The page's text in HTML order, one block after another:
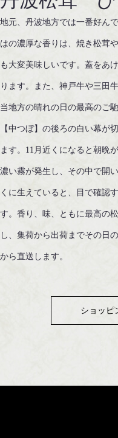
地元、丹波地方では一番好ん
はの濃厚な香りは、焼き松茸
も大変美味しいです。蓋をあ
ります。また、神戸牛や三田
当地方の晴れの日の最高のご馳
【中つぼ】の後ろの白い幕が
ます。11月近くになると朝晩
濃い霧が発生し、その中で開
くに生えていると、目で確認
す。香り、味、ともに最高の
し、集荷から出荷までその日
から直送します。
ショッピ